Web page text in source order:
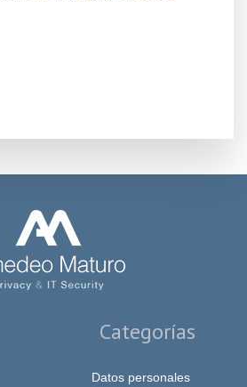
Categorías
Datos personales